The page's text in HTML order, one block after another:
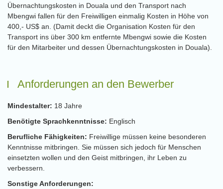
Übernachtungskosten in Douala und den Transport nach
Mbengwi fallen für den Freiwilligen einmalig Kosten in Höhe von
400,- US$ an. (Damit deckt die Organisation Kosten für den
Transport ins über 300 km entfernte Mbengwi sowie die Kosten
für den Mitarbeiter und dessen Übernachtungskosten in Douala).
Anforderungen an den Bewerber
Mindestalter: 18 Jahre
Benötigte Sprachkenntnisse: Englisch
Berufliche Fähigkeiten: Freiwillige müssen keine besonderen
Kenntnisse mitbringen. Sie müssen sich jedoch für Menschen
einsetzten wollen und den Geist mitbringen, ihr Leben zu
verbessern.
Sonstige Anforderungen: